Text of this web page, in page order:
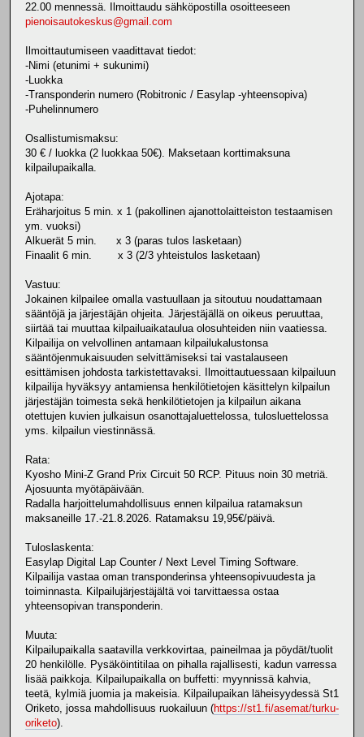
22.00 mennessä. Ilmoittaudu sähköpostilla osoitteeseen
pienoisautokeskus@gmail.com
Ilmoittautumiseen vaadittavat tiedot:
-Nimi (etunimi + sukunimi)
-Luokka
-Transponderin numero (Robitronic / Easylap -yhteensopiva)
-Puhelinnumero
Osallistumismaksu:
30 € / luokka (2 luokkaa 50€). Maksetaan korttimaksuna
kilpailupaikalla.
Ajotapa:
Eräharjoitus 5 min. x 1 (pakollinen ajanottolaitteiston testaamisen
ym. vuoksi)
Alkuerät 5 min. x 3 (paras tulos lasketaan)
Finaalit 6 min. x 3 (2/3 yhteistulos lasketaan)
Vastuu:
Jokainen kilpailee omalla vastuullaan ja sitoutuu noudattamaan
sääntöjä ja järjestäjän ohjeita. Järjestäjällä on oikeus peruuttaa,
siirtää tai muuttaa kilpailuaikataulua olosuhteiden niin vaatiessa.
Kilpailija on velvollinen antamaan kilpailukalustonsa
sääntöjenmukaisuuden selvittämiseksi tai vastalauseen
esittämisen johdosta tarkistettavaksi. Ilmoittautuessaan kilpailuun
kilpailija hyväksyy antamiensa henkilötietojen käsittelyn kilpailun
järjestäjän toimesta sekä henkilötietojen ja kilpailun aikana
otettujen kuvien julkaisun osanottajaluettelossa, tulosluettelossa
yms. kilpailun viestinnässä.
Rata:
Kyosho Mini-Z Grand Prix Circuit 50 RCP. Pituus noin 30 metriä.
Ajosuunta myötäpäivään.
Radalla harjoittelumahdollisuus ennen kilpailua ratamaksun
maksaneille 17.-21.8.2026. Ratamaksu 19,95€/päivä.
Tuloslaskenta:
Easylap Digital Lap Counter / Next Level Timing Software.
Kilpailija vastaa oman transponderinsa yhteensopivuudesta ja
toiminnasta. Kilpailujärjestäjältä voi tarvittaessa ostaa
yhteensopivan transponderin.
Muuta:
Kilpailupaikalla saatavilla verkkovirtaa, paineilmaa ja pöydät/tuolit
20 henkilölle. Pysäköintitilaa on pihalla rajallisesti, kadun varressa
lisää paikkoja. Kilpailupaikalla on buffetti: myynnissä kahvia,
teetä, kylmiä juomia ja makeisia. Kilpailupaikan läheisyydessä St1
Oriketo, jossa mahdollisuus ruokailuun (https://st1.fi/asemat/turku-
oriketo).